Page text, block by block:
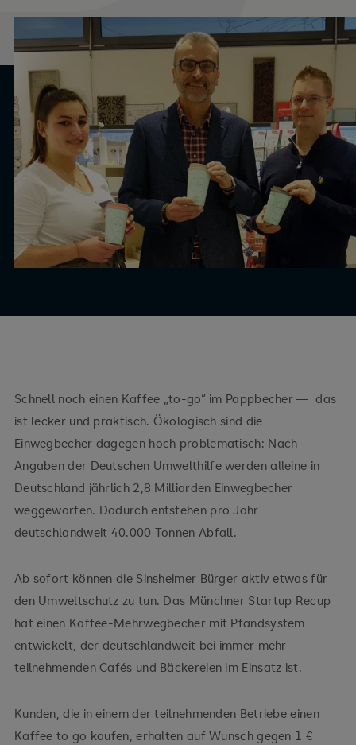
Schnell noch einen Kaffee „to-go“ im Pappbecher — das
ist lecker und praktisch. Ökologisch sind die
Einwegbecher dagegen hoch problematisch: Nach
Angaben der Deutschen Umwelthilfe werden alleine in
Deutschland jährlich 2,8 Milliarden Einwegbecher
weggeworfen. Dadurch entstehen pro Jahr
deutschlandweit 40.000 Tonnen Abfall.
Ab sofort können die Sinsheimer Bürger aktiv etwas für
den Umweltschutz zu tun. Das Münchner Startup Recup
hat einen Kaffee-Mehrwegbecher mit Pfandsystem
entwickelt, der deutschlandweit bei immer mehr
teilnehmenden Cafés und Bäckereien im Einsatz ist.
Kunden, die in einem der teilnehmenden Betriebe einen
Kaffee to go kaufen, erhalten auf Wunsch gegen 1 €